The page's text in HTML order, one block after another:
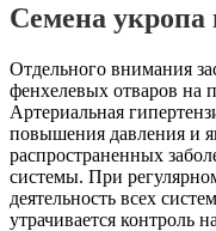
Семена укропа
Отдельного внимания
фенхелевых отваров на
Артериальная
повышения давления и
распространенных
системы. При
деятельность всех
утрачивается контроль